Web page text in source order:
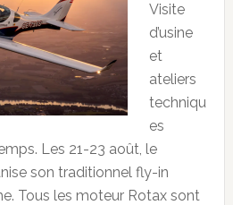
Visite
d’usine
et
ateliers
techniqu
es
Les 21-23 août, le
son traditionnel fly-in
Tous les moteur Rotax sont